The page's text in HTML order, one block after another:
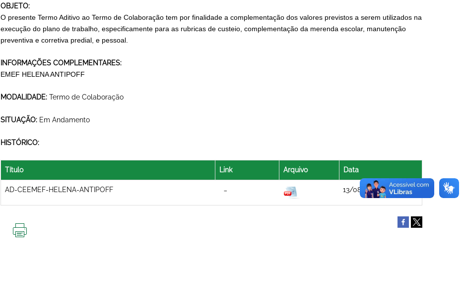
OBJETO:
O presente Termo Aditivo ao Termo de Colaboração tem por finalidade a complementação dos valores previstos a serem utilizados na
execução do plano de trabalho, especificamente para as rubricas de custeio, complementação da merenda escolar, manutenção
preventiva e corretiva predial, e pessoal.
INFORMAÇÕES COMPLEMENTARES:
EMEF HELENA ANTIPOFF
MODALIDADE: Termo de Colaboração
SITUAÇÃO: Em Andamento
HISTÓRICO:
Título Link Arquivo Data
AD-CEEMEF-HELENA-ANTIPOFF 13/08/2021